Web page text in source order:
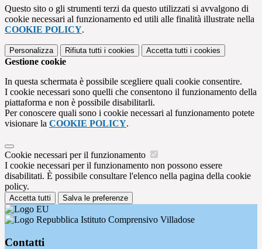
Questo sito o gli strumenti terzi da questo utilizzati si avvalgono di
cookie necessari al funzionamento ed utili alle finalità illustrate nella
COOKIE POLICY.
Personalizza Rifiuta tutti i cookies Accetta tutti i cookies
Gestione cookie
In questa schermata è possibile scegliere quali cookie consentire.
I cookie necessari sono quelli che consentono il funzionamento della
piattaforma e non è possibile disabilitarli.
Per conoscere quali sono i cookie necessari al funzionamento potete
visionare la COOKIE POLICY.
Cookie necessari per il funzionamento
I cookie necessari per il funzionamento non possono essere
disabilitati. È possibile consultare l'elenco nella pagina della cookie
policy.
Accetta tutti Salva le preferenze
Istituto Comprensivo Villadose
Contatti